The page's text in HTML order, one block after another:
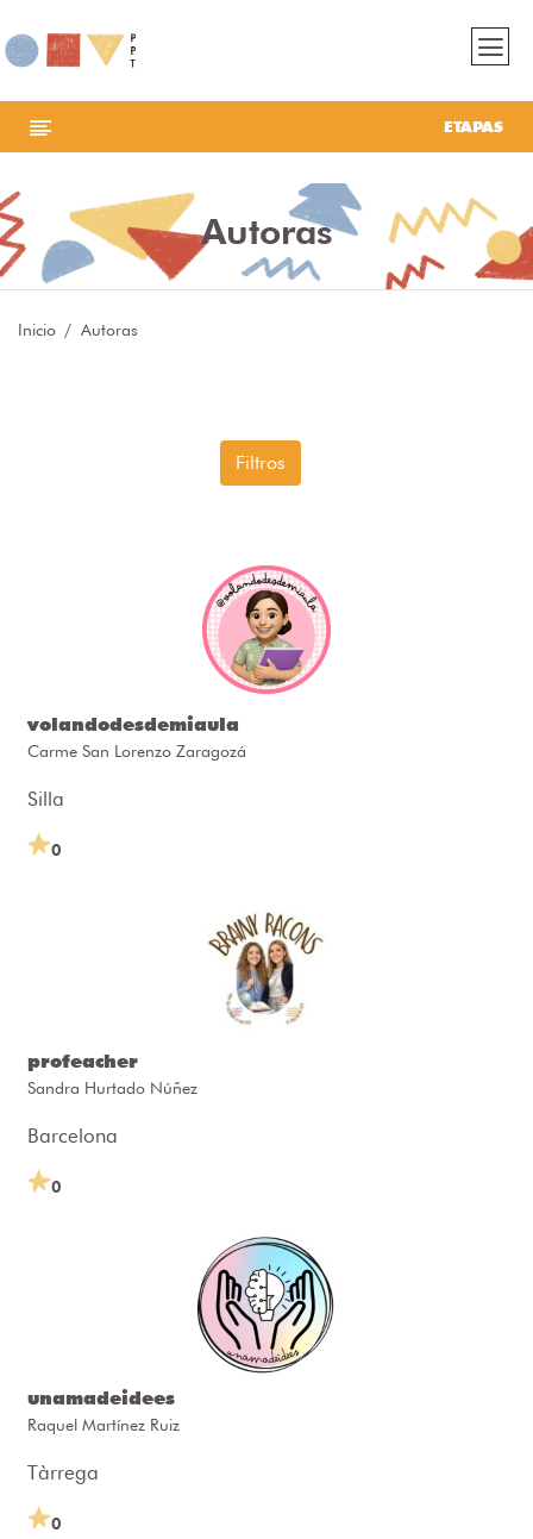
ETAPAS
Autoras
Inicio Autoras
Filtros
volandodesdemiaula
Carme San Lorenzo Zaragozá
Silla
0
profeacher
Sandra Hurtado Núñez
Barcelona
0
unamadeidees
Raquel Martínez Ruiz
Tàrrega
0